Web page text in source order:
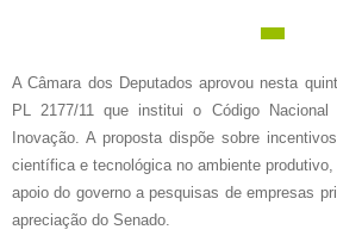
A Câmara dos Deputados aprovou nesta
PL 2177/11 que institui o Código
Inovação. A proposta dispõe sobre
científica e tecnológica no ambiente
apoio do governo a pesquisas de empresas
apreciação do Senado.